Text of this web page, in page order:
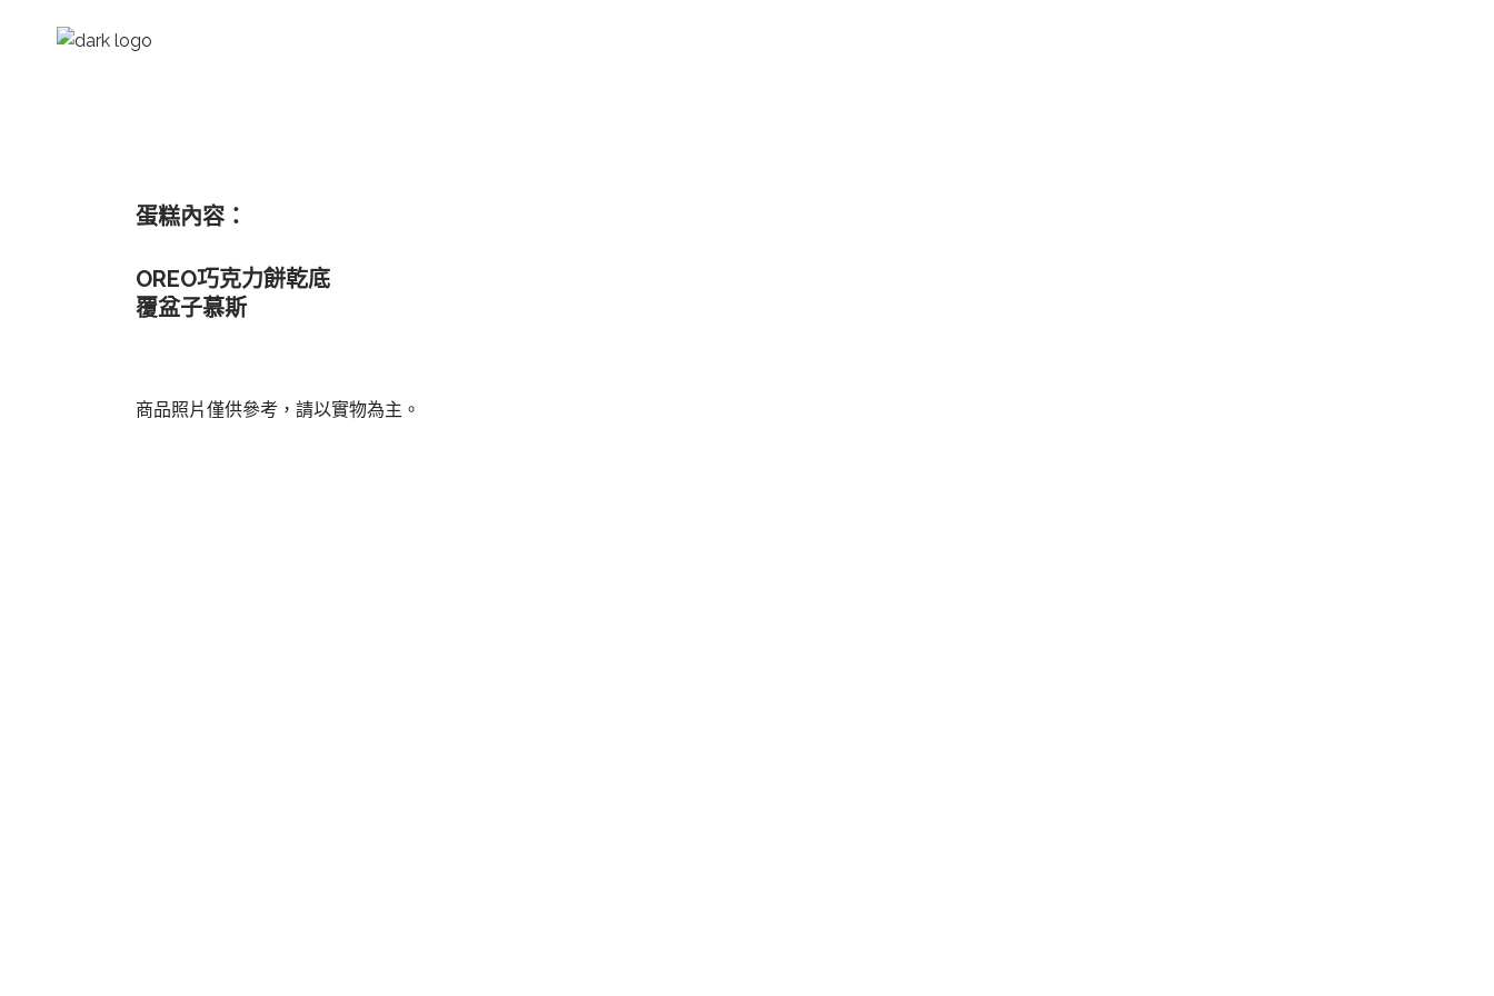
蛋糕內容：
OREO巧克力餅乾底
覆盆子慕斯
商品照片僅供參考，請以實物為主。